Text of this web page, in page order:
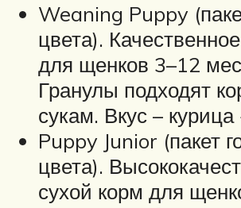
Weaning Puppy
цвета).
для щенков 3–12
Гранулы подходят
сукам. Вкус – курица
Puppy Junior (пакет
цвета).
сухой корм для